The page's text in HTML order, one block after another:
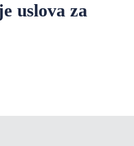
uslova za